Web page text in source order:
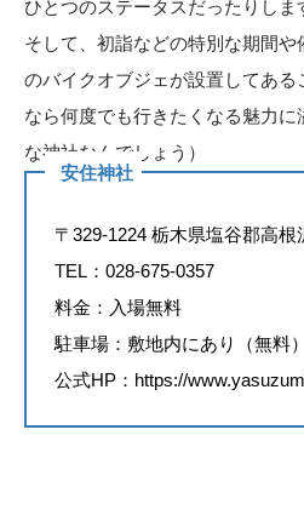
ひとつのステータスだったりしま
そして、初詣などの特別な期間
のバイクオブジェが設置してあ
なら何度でも行きたくなる魅力
な神社なんでしょう）
安住神社
〒329-1224 栃木県塩谷郡高根
TEL：028-675-0357
料金：入場無料
駐車場：敷地内にあり（無料）
公式HP： https://